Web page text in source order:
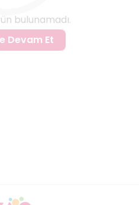
bulunamadı.
Devam Et